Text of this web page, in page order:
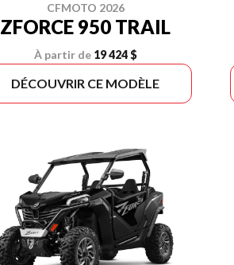
CFMOTO 2026
ZFORCE 950 TRAIL
À partir de 19 424 $
DÉCOUVRIR CE MODÈLE